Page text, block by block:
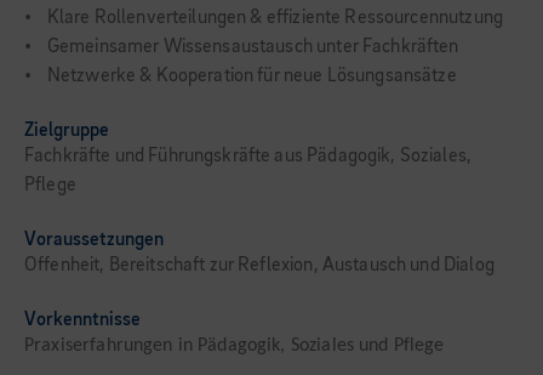
• Klare Rollenverteilungen & effiziente Ressourcennutzung
• Gemeinsamer Wissensaustausch unter Fachkräften
• Netzwerke & Kooperation für neue Lösungsansätze
Zielgruppe
Fachkräfte und Führungskräfte aus Pädagogik, Soziales,
Pflege
Voraussetzungen
Offenheit, Bereitschaft zur Reflexion, Austausch und Dialog
Vorkenntnisse
Praxiserfahrungen in Pädagogik, Soziales und Pflege